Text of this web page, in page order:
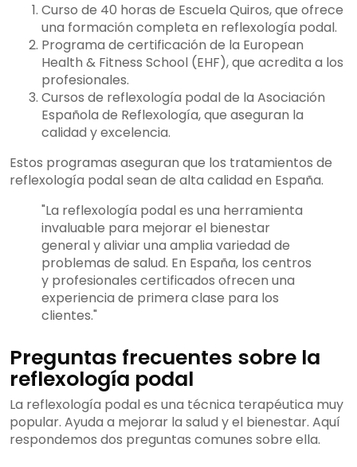
Curso de 40 horas de Escuela Quiros, que ofrece
una formación completa en reflexología podal.
Programa de certificación de la European
Health & Fitness School (EHF), que acredita a los
profesionales.
Cursos de reflexología podal de la Asociación
Española de Reflexología, que aseguran la
calidad y excelencia.
Estos programas aseguran que los tratamientos de
reflexología podal sean de alta calidad en España.
"La reflexología podal es una herramienta
invaluable para mejorar el bienestar
general y aliviar una amplia variedad de
problemas de salud. En España, los centros
y profesionales certificados ofrecen una
experiencia de primera clase para los
clientes."
Preguntas frecuentes sobre la
reflexología podal
La reflexología podal es una técnica terapéutica muy
popular. Ayuda a mejorar la salud y el bienestar. Aquí
respondemos dos preguntas comunes sobre ella.